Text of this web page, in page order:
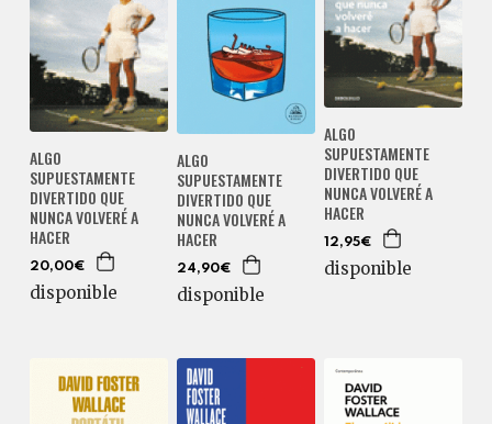
ALGO
SUPUESTAMENTE
DIVERTIDO QUE
NUNCA VOLVERÉ A
HACER
20,00€
disponible
ALGO
SUPUESTAMENTE
DIVERTIDO QUE
NUNCA VOLVERÉ A
HACER
24,90€
disponible
ALGO
SUPUESTAMENTE
DIVERTIDO QUE
NUNCA VOLVERÉ A
HACER
12,95€
disponible